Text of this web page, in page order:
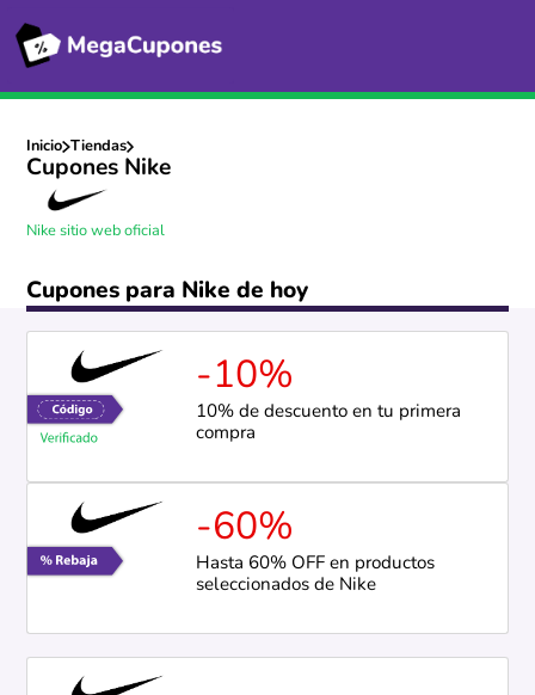
Inicio Tiendas
Cupones Nike
Nike sitio web oficial
Cupones para Nike de hoy
-10%
10% de descuento en tu primera
compra
-60%
Hasta 60% OFF en productos
seleccionados de Nike